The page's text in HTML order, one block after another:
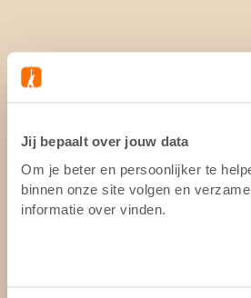
Jij bepaalt over jouw data
Om je beter en persoonlijker te
binnen onze site volgen en
informatie over vinden.